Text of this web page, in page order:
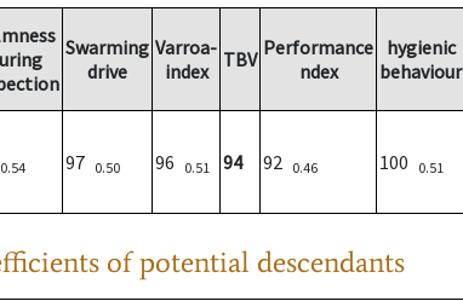
Swarming
drive
Varroa-
index
TBV Performance
ndex
hygienic
behaviour
0.54 97 0.50 96 0.51 94 92 0.46 100 0.51
of potential descendants